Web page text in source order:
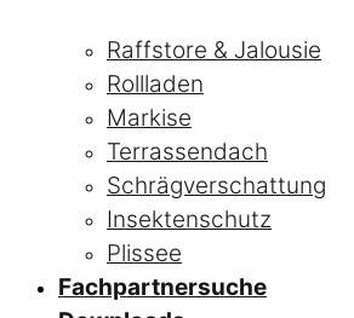
Raffstore & Jalousie
Rollladen
Markise
Terrassendach
Schrägverschattung
Insektenschutz
Plissee
Fachpartnersuche